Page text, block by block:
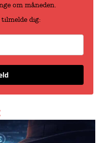
om måneden.
dig: